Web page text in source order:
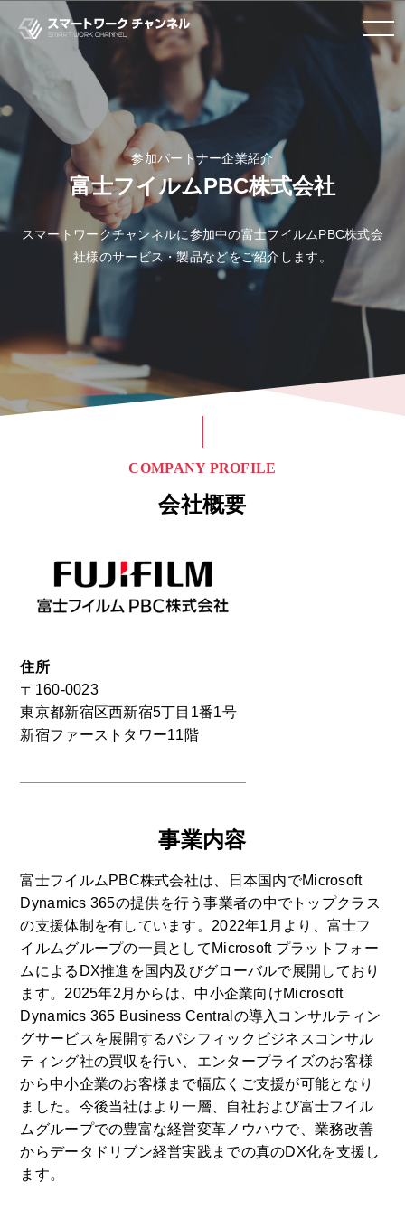
toggle
navigation
参加パートナー企業紹介
富士フイルムPBC株式会社
スマートワークチャンネルに参加中の富士フイルムPBC株式会
社様のサービス・製品などをご紹介します。
COMPANY PROFILE
会社概要
住所
〒160-0023
東京都新宿区西新宿5丁目1番1号
新宿ファーストタワー11階
事業内容
富士フイルムPBC株式会社は、日本国内でMicrosoft
Dynamics 365の提供を行う事業者の中でトップクラス
の支援体制を有しています。2022年1月より、富士フ
イルムグループの一員としてMicrosoft プラットフォー
ムによるDX推進を国内及びグローバルで展開しており
ます。2025年2月からは、中小企業向けMicrosoft
Dynamics 365 Business Centralの導入コンサルティン
グサービスを展開するパシフィックビジネスコンサル
ティング社の買収を行い、エンタープライズのお客様
から中小企業のお客様まで幅広くご支援が可能となり
ました。今後当社はより一層、自社および富士フイル
ムグループでの豊富な経営変革ノウハウで、業務改善
からデータドリブン経営実践までの真のDX化を支援し
ます。